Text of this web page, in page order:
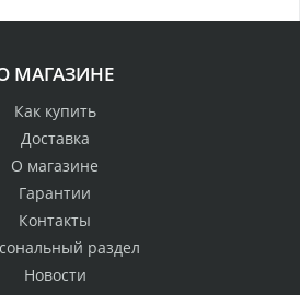
МАГАЗИНЕ
Как купить
Доставка
О магазине
Гарантии
Контакты
раздел
Новости